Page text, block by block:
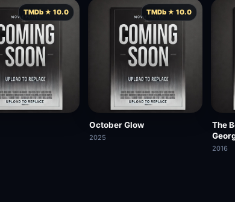
TMDb ★ 10.0 TMDb ★ 10.0
October Glow
2025
The
2016